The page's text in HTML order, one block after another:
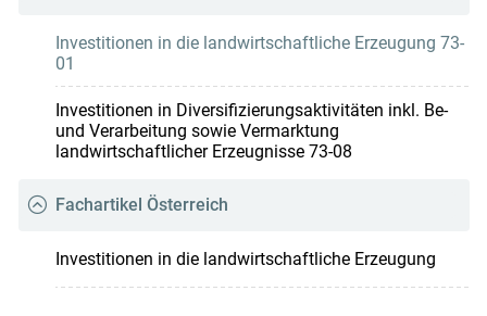
Investitionen in die landwirtschaftliche Erzeugung 73-
01
Investitionen in Diversifizierungsaktivitäten inkl. Be-
und Verarbeitung sowie Vermarktung
landwirtschaftlicher Erzeugnisse 73-08
Fachartikel Österreich
Investitionen in die landwirtschaftliche Erzeugung